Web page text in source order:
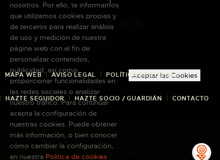
MAPA WEB AVISO LEGAL POLÍTICA DE COOKIES
HAZTE SEGUIDOR HAZTE SOCIO / GUARDIÁN CONTACTO
Copyright © 2026 El Museo Canario · Todos
los derechos reservados
nosotros. Por ello, te informamos
que utilizamos cookies propias y
de terceros para realizar análisis
de uso y medición de nuestra
página web con el fin de
personalizar contenidos,
publicidad, así como
proporcionar funcionalidades en
las redes sociales o analizar
nuestro tráfico. Para continuar
acepta la configuración de
nuestras cookies. Puede obtener
más información, o bien conocer
cómo cambiar la configuración,
en nuestra Política de cookies
Aceptar las Cookies